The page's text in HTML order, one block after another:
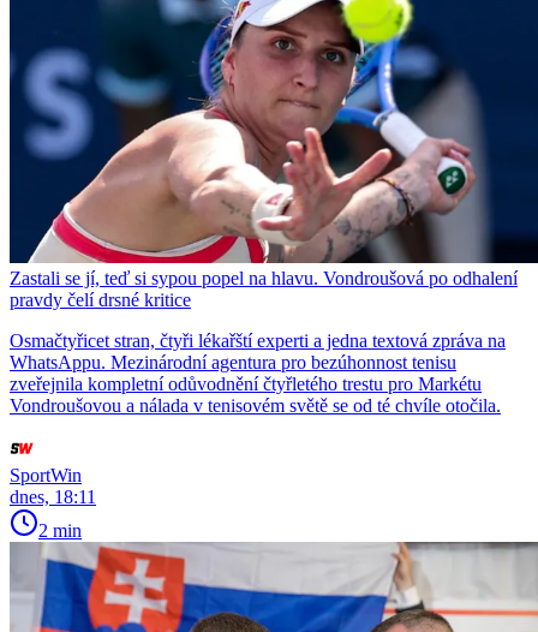
Zastali se jí, teď si sypou popel na hlavu. Vondroušová po odhalení
pravdy čelí drsné kritice
Osmačtyřicet stran, čtyři lékařští experti a jedna textová zpráva na
WhatsAppu. Mezinárodní agentura pro bezúhonnost tenisu
zveřejnila kompletní odůvodnění čtyřletého trestu pro Markétu
Vondroušovou a nálada v tenisovém světě se od té chvíle otočila.
SportWin
dnes, 18:11
2 min